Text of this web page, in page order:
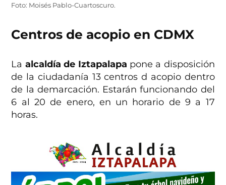
Foto: Moisés Pablo-Cuartoscuro.
Centros de acopio en CDMX
La alcaldía de Iztapalapa pone a disposición
de la ciudadanía 13 centros d acopio dentro
de la demarcación. Estarán funcionando del
6 al 20 de enero, en un horario de 9 a 17
horas.